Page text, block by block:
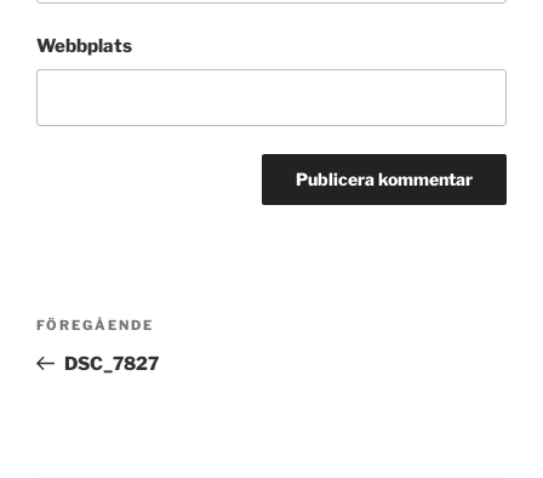
Webbplats
Inläggsnavigering
Föregående
inlägg
FÖREGÅENDE
DSC_7827